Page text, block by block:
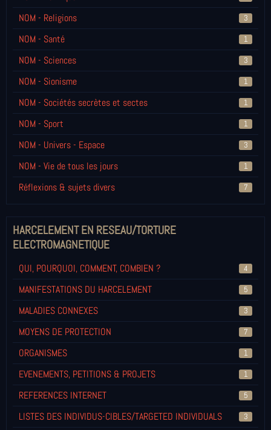
NOM - Religions 3
NOM - Santé 1
NOM - Sciences 3
NOM - Sionisme 1
NOM - Sociétés secrètes et sectes 1
NOM - Sport 1
NOM - Univers - Espace 3
NOM - Vie de tous les jours 1
Réflexions & sujets divers 7
HARCELEMENT EN RESEAU/TORTURE
ELECTROMAGNETIQUE
QUI, POURQUOI, COMMENT, COMBIEN ? 4
MANIFESTATIONS DU HARCELEMENT 5
MALADIES CONNEXES 3
MOYENS DE PROTECTION 7
ORGANISMES 1
EVENEMENTS, PETITIONS & PROJETS 1
REFERENCES INTERNET 5
LISTES DES INDIVIDUS-CIBLES/TARGETED INDIVIDUALS 3